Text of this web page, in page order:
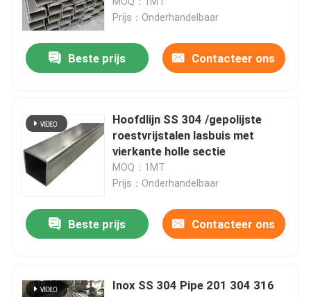
SS om Pijp
SS 304 Pijp
de plaat van het aluminiumblad
Het Blad van het roestvrij staalmetaal
Roestvrij staalstrook
Prijs：Onderhandelbaar
Beste prijs Contacteer ons
Hoofdlijn SS 304 /gepolijste
roestvrijstalen lasbuis met
vierkante holle sectie
MOQ：1MT
Prijs：Onderhandelbaar
Beste prijs Contacteer ons
Inox SS 304 Pipe 201 304 316